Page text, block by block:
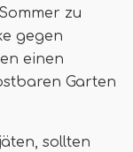
zu
gegen
einen
Garten
sollten